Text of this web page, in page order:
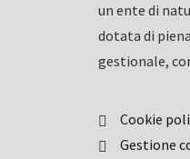
un ente di
dotata di
gestionale,
Cookie
Gestione